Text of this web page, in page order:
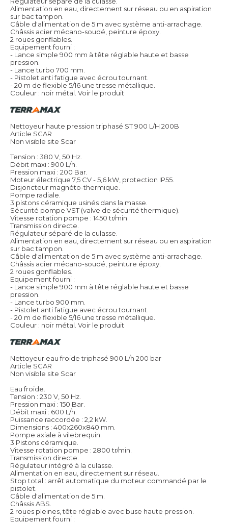
Alimentation en eau, directement sur réseau ou en aspiration
sur bac tampon.
Câble d'alimentation de 5 m avec système anti-arrachage.
Châssis acier mécano-soudé, peinture époxy.
2 roues gonflables.
Equipement fourni :
- Lance simple 900 mm à tête réglable haute et basse
pression.
- Lance turbo 700 mm.
- Pistolet anti fatigue avec écrou tournant.
- 20 m de flexible 5/16 une tresse métallique.
Couleur : noir métal. Voir le produit
Nettoyeur haute pression triphasé ST 900 L/H 200B
Article SCAR
Non visible site Scar
Tension : 380 V, 50 Hz.
Débit maxi : 900 L/h.
Pression maxi : 200 Bar.
Moteur électrique 7,5 CV - 5,6 kW, protection IP55.
Disjoncteur magnéto-thermique.
Pompe radiale.
3 pistons céramique usinés dans la masse.
Sécurité pompe VST (valve de sécurité thermique).
Vitesse rotation pompe : 1450 tr/min.
Transmission directe.
Régulateur séparé de la culasse.
Alimentation en eau, directement sur réseau ou en aspiration
sur bac tampon.
Câble d'alimentation de 5 m avec système anti-arrachage.
Châssis acier mécano-soudé, peinture époxy.
2 roues gonflables.
Equipement fourni :
- Lance simple 900 mm à tête réglable haute et basse
pression.
- Lance turbo 900 mm.
- Pistolet anti fatigue avec écrou tournant.
- 20 m de flexible 5/16 une tresse métallique.
Couleur : noir métal. Voir le produit
Nettoyeur eau froide triphasé 900 L/h 200 bar
Article SCAR
Non visible site Scar
Eau froide.
Tension : 230 V, 50 Hz.
Pression maxi : 150 Bar.
Débit maxi : 600 L/h.
Puissance raccordée : 2,2 kW.
Dimensions : 400x260x840 mm.
Pompe axiale à vilebrequin.
3 Pistons céramique.
Vitesse rotation pompe : 2800 tr/min.
Transmission directe.
Régulateur intégré à la culasse.
Alimentation en eau, directement sur réseau.
Stop total : arrêt automatique du moteur commandé par le
pistolet.
Câble d'alimentation de 5 m.
Châssis ABS.
2 roues pleines, tête réglable avec buse haute pression.
Equipement fourni :